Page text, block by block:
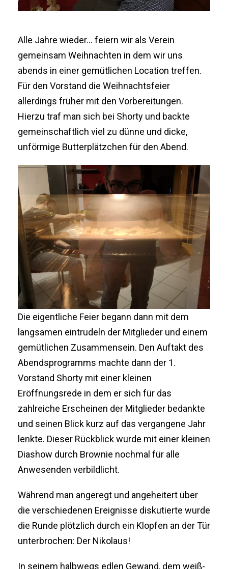
Alle Jahre wieder… feiern wir als Verein
gemeinsam Weihnachten in dem wir uns
abends in einer gemütlichen Location treffen.
Für den Vorstand die Weihnachtsfeier
allerdings früher mit den Vorbereitungen.
Hierzu traf man sich bei Shorty und backte
gemeinschaftlich viel zu dünne und dicke,
unförmige Butterplätzchen für den Abend.
Die eigentliche Feier begann dann mit dem
langsamen eintrudeln der Mitglieder und einem
gemütlichen Zusammensein. Den Auftakt des
Abendsprogramms machte dann der 1.
Vorstand Shorty mit einer kleinen
Eröffnungsrede in dem er sich für das
zahlreiche Erscheinen der Mitglieder bedankte
und seinen Blick kurz auf das vergangene Jahr
lenkte. Dieser Rückblick wurde mit einer kleinen
Diashow durch Brownie nochmal für alle
Anwesenden verbildlicht.
Während man angeregt und angeheitert über
die verschiedenen Ereignisse diskutierte wurde
die Runde plötzlich durch ein Klopfen an der Tür
unterbrochen: Der Nikolaus!
In seinem halbwegs edlen Gewand, dem weiß-